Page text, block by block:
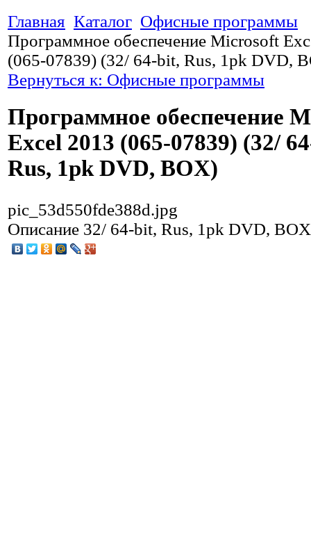
Главная Каталог Офисные программы
Программное обеспечение Microsoft
(065-07839) (32/ 64-bit, Rus, 1pk DVD,
Вернуться к: Офисные программы
Программное обеспечение
Excel 2013 (065-07839) (32/
Rus, 1pk DVD, BOX)
pic_53d550fde388d.jpg
Описание 32/ 64-bit, Rus, 1pk DVD, BOX